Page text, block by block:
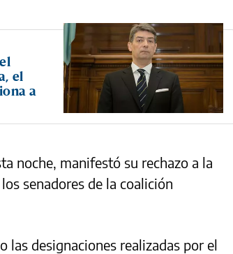
el
a
noche, manifestó su rechazo a la
senadores de la coalición
las designaciones realizadas por el